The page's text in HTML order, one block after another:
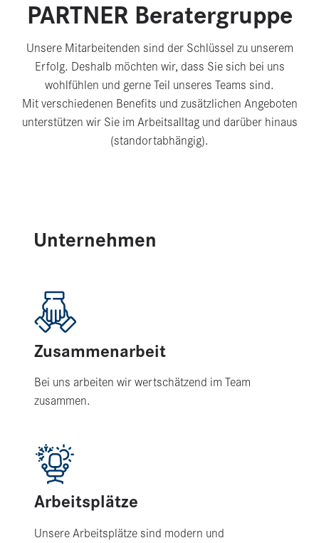
PARTNER Beratergruppe
Unsere Mitarbeitenden sind der Schlüssel zu unserem
Erfolg. Deshalb möchten wir, dass Sie sich bei uns
wohlfühlen und gerne Teil unseres Teams sind.
Mit verschiedenen Benefits und zusätzlichen Angeboten
unterstützen wir Sie im Arbeitsalltag und darüber hinaus
(standortabhängig).
Unternehmen
Zusammenarbeit
Bei uns arbeiten wir wertschätzend im Team
zusammen.
Arbeitsplätze
Unsere Arbeitsplätze sind modern und